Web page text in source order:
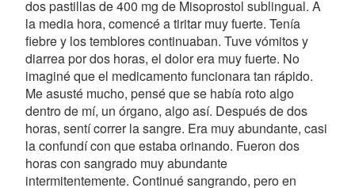
dos pastillas de 400 mg de Misoprostol sublingual. A
la media hora, comencé a tiritar muy fuerte. Tenía
fiebre y los temblores continuaban. Tuve vómitos y
diarrea por dos horas, el dolor era muy fuerte. No
imaginé que el medicamento funcionara tan rápido.
Me asusté mucho, pensé que se había roto algo
dentro de mí, un órgano, algo así. Después de dos
horas, sentí correr la sangre. Era muy abundante, casi
la confundí con que estaba orinando. Fueron dos
horas con sangrado muy abundante
intermitentemente. Continué sangrando, pero en